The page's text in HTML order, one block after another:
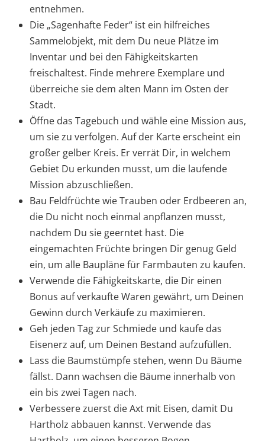
entnehmen.
Die „Sagenhafte Feder“ ist ein hilfreiches
Sammelobjekt, mit dem Du neue Plätze im
Inventar und bei den Fähigkeitskarten
freischaltest. Finde mehrere Exemplare und
überreiche sie dem alten Mann im Osten der
Stadt.
Öffne das Tagebuch und wähle eine Mission aus,
um sie zu verfolgen. Auf der Karte erscheint ein
großer gelber Kreis. Er verrät Dir, in welchem
Gebiet Du erkunden musst, um die laufende
Mission abzuschließen.
Bau Feldfrüchte wie Trauben oder Erdbeeren an,
die Du nicht noch einmal anpflanzen musst,
nachdem Du sie geerntet hast. Die
eingemachten Früchte bringen Dir genug Geld
ein, um alle Baupläne für Farmbauten zu kaufen.
Verwende die Fähigkeitskarte, die Dir einen
Bonus auf verkaufte Waren gewährt, um Deinen
Gewinn durch Verkäufe zu maximieren.
Geh jeden Tag zur Schmiede und kaufe das
Eisenerz auf, um Deinen Bestand aufzufüllen.
Lass die Baumstümpfe stehen, wenn Du Bäume
fällst. Dann wachsen die Bäume innerhalb von
ein bis zwei Tagen nach.
Verbessere zuerst die Axt mit Eisen, damit Du
Hartholz abbauen kannst. Verwende das